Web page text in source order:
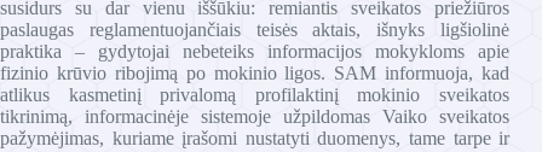
susidurs su dar vienu iššūkiu: remiantis sveikatos priežiūros
paslaugas reglamentuojančiais teisės aktais, išnyks ligšiolinė
praktika – gydytojai nebeteiks informacijos mokykloms apie
fizinio krūvio ribojimą po mokinio ligos. SAM informuoja, kad
atlikus kasmetinį privalomą profilaktinį mokinio sveikatos
tikrinimą, informacinėje sistemoje užpildomas Vaiko sveikatos
pažymėjimas, kuriame įrašomi nustatyti duomenys, tame tarpe ir